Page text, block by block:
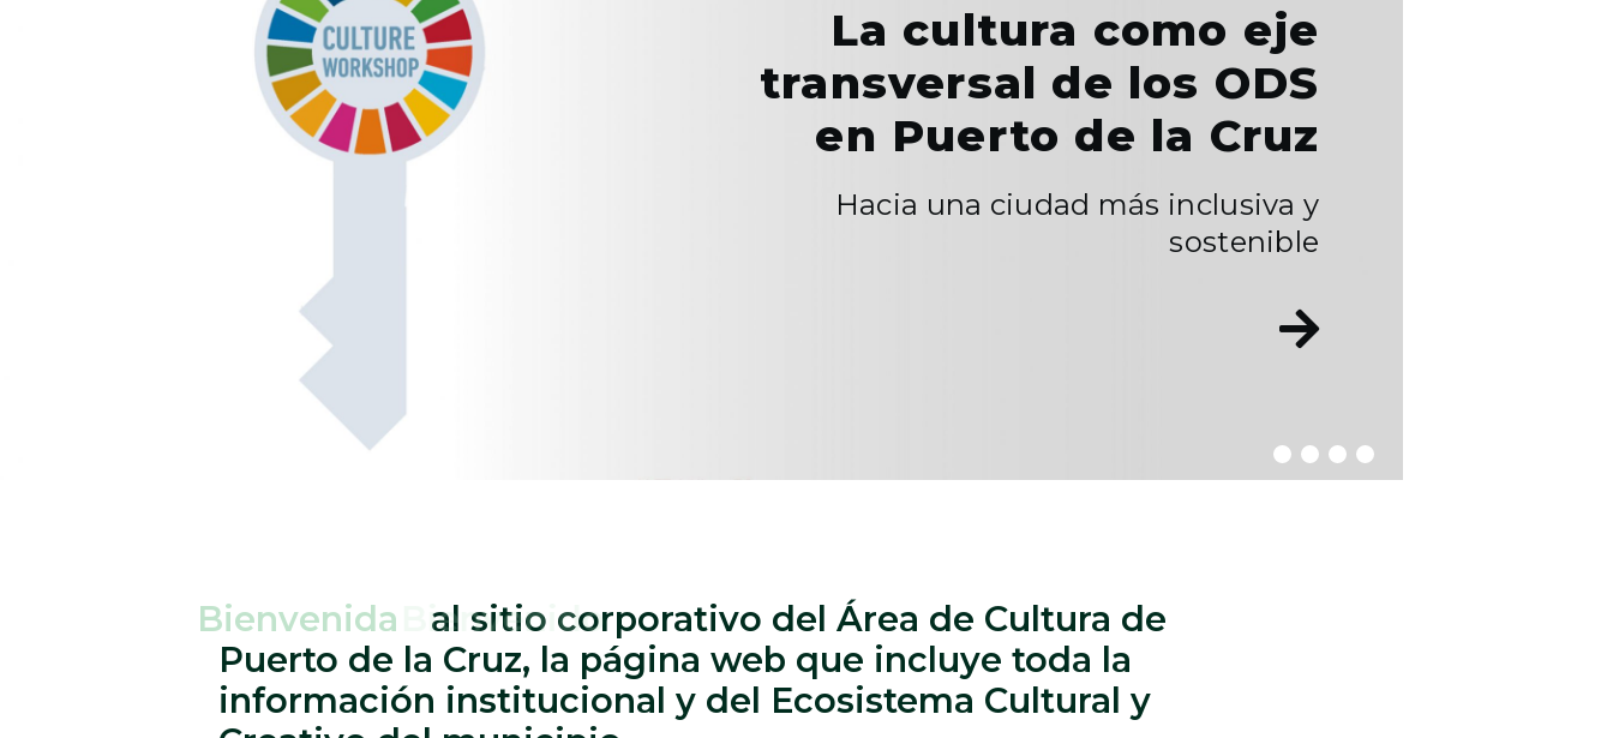
La cultura como eje
transversal de los ODS
en Puerto de la Cruz
Hacia una ciudad más inclusiva y
sostenible
Bienvenida
al sitio corporativo del Área de Cultura de
Puerto de la Cruz, la página web que incluye toda la
información institucional y del Ecosistema Cultural y